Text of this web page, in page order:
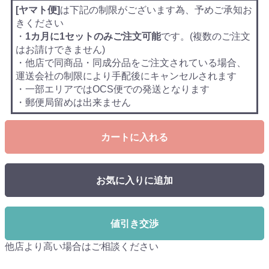
[ヤマト便]は下記の制限がございます為、予めご承知お
きください
・ 1カ月に1セットのみご注文可能です。(複数のご注文
はお請けできません)
・他店で同商品・同成分品をご注文されている場合、
運送会社の制限により手配後にキャンセルされます
・一部エリアではOCS便での発送となります
・郵便局留めは出来ません
カートに入れる
お気に入りに追加
値引き交渉
他店より高い場合はご相談ください